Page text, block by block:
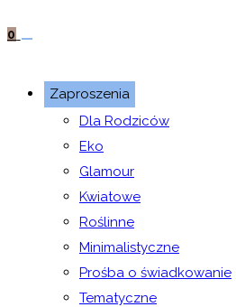
0
Zaproszenia
Dla Rodziców
Eko
Glamour
Kwiatowe
Roślinne
Minimalistyczne
Prośba o świadkowanie
Tematyczne